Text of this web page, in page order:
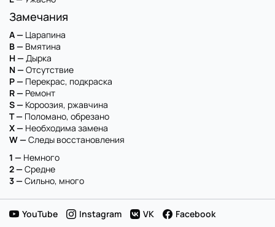
Замечания
A — Царапина
B — Вмятина
H — Дырка
N — Отсутствие
P — Перекрас, подкраска
R — Ремонт
S — Короозия, ржавчина
T — Поломано, обрезано
X — Необходима замена
W — Следы восстановления
1 — Немного
2 — Средне
3 — Сильно, много
YouTube Instagram VK Facebook